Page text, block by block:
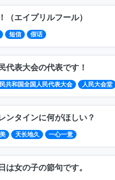
（エイプリルフール）
短信 假话
代表大会の代表です！
共和国全国人民代表大会 人民大会堂
ンタインに何がほしい？
天长地久 一心一意
は女の子の節句です。